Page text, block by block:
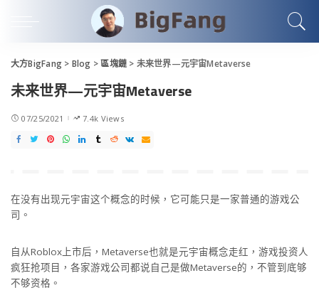
大方BigFang > Blog >區塊鏈 > 未来世界—元宇宙Metaverse
未来世界—元宇宙Metaverse
07/25/2021 7.4k Views
在没有出现元宇宙这个概念的时候，它可能只是一家普通的游戏公
司。
自从Roblox上市后，Metaverse也就是元宇宙概念走红，游戏投资人
疯狂抢项目，各家游戏公司都说自己是做Metaverse的，不管到底够
不够资格。